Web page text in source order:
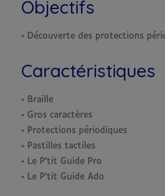
Objectifs
• Découverte des protections
Caractéristiques
• Braille
• Gros caractères
• Protections périodiques
• Pastilles tactiles
• Le P’tit Guide Pro
• Le P’tit Guide Ado